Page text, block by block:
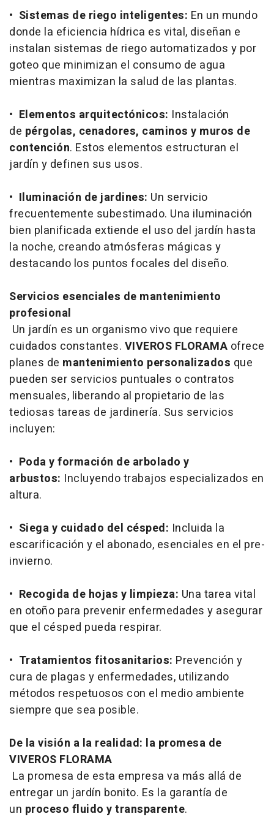
• Sistemas de riego inteligentes: En un mundo
donde la eficiencia hídrica es vital, diseñan e
instalan sistemas de riego automatizados y por
goteo que minimizan el consumo de agua
mientras maximizan la salud de las plantas.
• Elementos arquitectónicos: Instalación
de pérgolas, cenadores, caminos y muros de
contención. Estos elementos estructuran el
jardín y definen sus usos.
• Iluminación de jardines: Un servicio
frecuentemente subestimado. Una iluminación
bien planificada extiende el uso del jardín hasta
la noche, creando atmósferas mágicas y
destacando los puntos focales del diseño.
Servicios esenciales de mantenimiento
profesional
Un jardín es un organismo vivo que requiere
cuidados constantes. VIVEROS FLORAMA ofrece
planes de mantenimiento personalizados que
pueden ser servicios puntuales o contratos
mensuales, liberando al propietario de las
tediosas tareas de jardinería. Sus servicios
incluyen:
• Poda y formación de arbolado y
arbustos: Incluyendo trabajos especializados en
altura.
• Siega y cuidado del césped: Incluida la
escarificación y el abonado, esenciales en el pre-
invierno.
• Recogida de hojas y limpieza: Una tarea vital
en otoño para prevenir enfermedades y asegurar
que el césped pueda respirar.
• Tratamientos fitosanitarios: Prevención y
cura de plagas y enfermedades, utilizando
métodos respetuosos con el medio ambiente
siempre que sea posible.
De la visión a la realidad: la promesa de
VIVEROS FLORAMA
La promesa de esta empresa va más allá de
entregar un jardín bonito. Es la garantía de
un proceso fluido y transparente.